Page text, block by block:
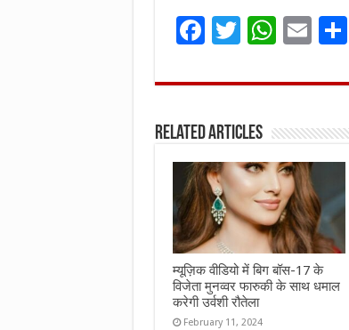
F
ce
o
o
k
T
it
r
W
at
A
p
p
E
ai
S
Related Articles
म्यूज़िक वीडियो में बिग बॉस-17 के
विजेता मुनव्वर फारुकी के साथ धमाल
करेगी उर्वशी रौतेला
February 11, 2024